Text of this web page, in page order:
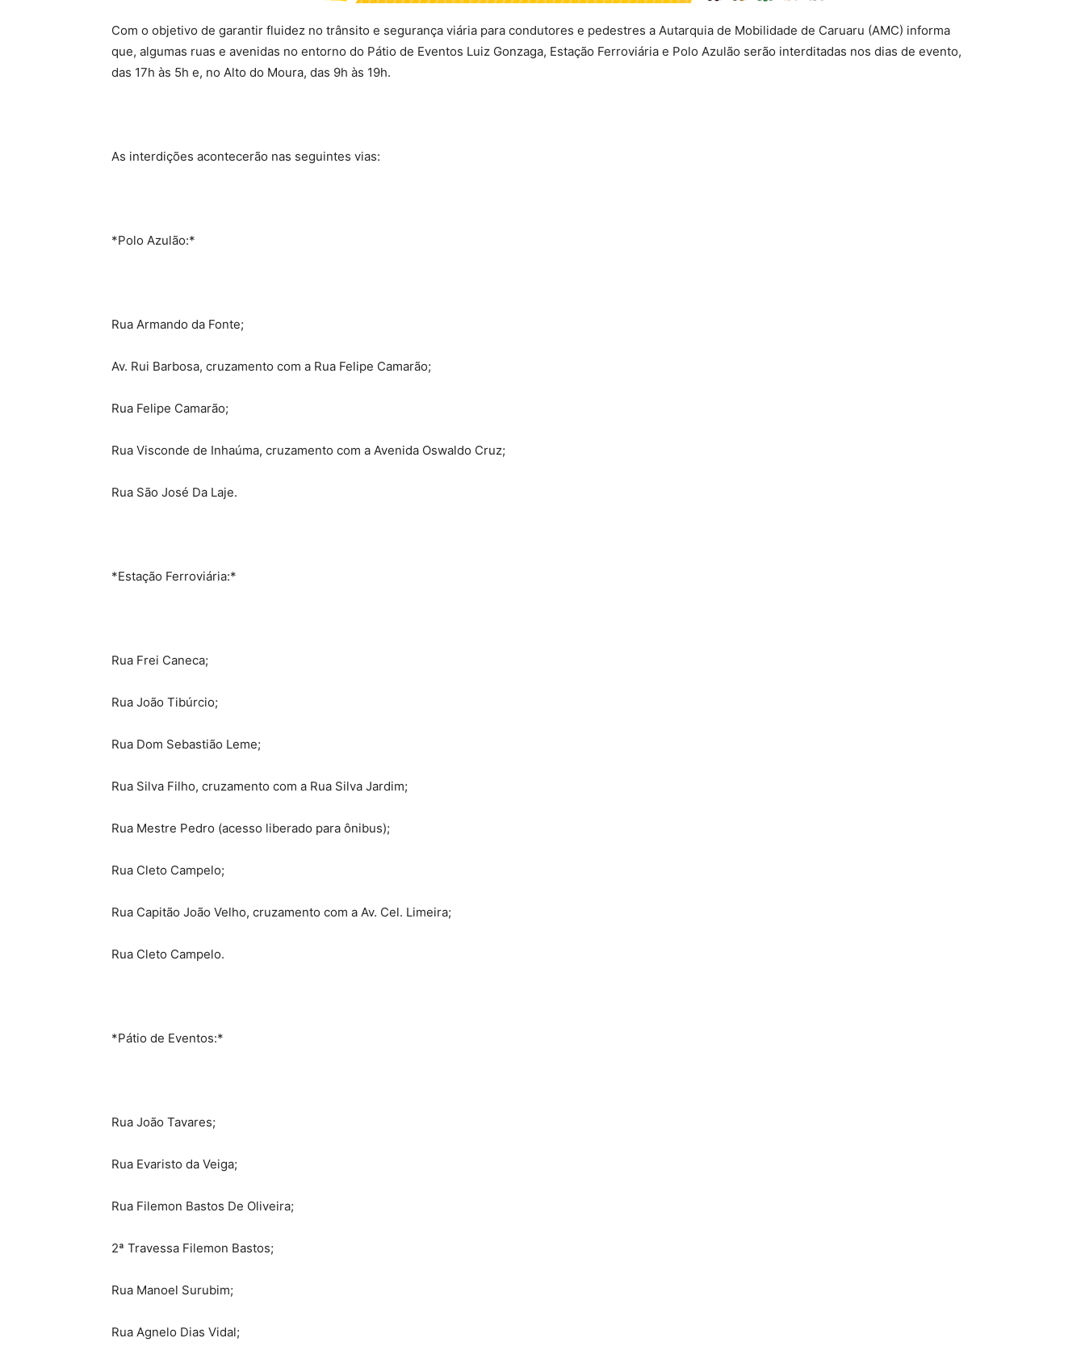
Com o objetivo de garantir fluidez no trânsito e segurança viária para condutores e pedestres a Autarquia de Mobilidade de Caruaru (AMC) informa
que, algumas ruas e avenidas no entorno do Pátio de Eventos Luiz Gonzaga, Estação Ferroviária e Polo Azulão serão interditadas nos dias de evento,
das 17h às 5h e, no Alto do Moura, das 9h às 19h.
As interdições acontecerão nas seguintes vias:
*Polo Azulão:*
Rua Armando da Fonte;
Av. Rui Barbosa, cruzamento com a Rua Felipe Camarão;
Rua Felipe Camarão;
Rua Visconde de Inhaúma, cruzamento com a Avenida Oswaldo Cruz;
Rua São José Da Laje.
*Estação Ferroviária:*
Rua Frei Caneca;
Rua João Tibúrcio;
Rua Dom Sebastião Leme;
Rua Silva Filho, cruzamento com a Rua Silva Jardim;
Rua Mestre Pedro (acesso liberado para ônibus);
Rua Cleto Campelo;
Rua Capitão João Velho, cruzamento com a Av. Cel. Limeira;
Rua Cleto Campelo.
*Pátio de Eventos:*
Rua João Tavares;
Rua Evaristo da Veiga;
Rua Filemon Bastos De Oliveira;
2ª Travessa Filemon Bastos;
Rua Manoel Surubim;
Rua Agnelo Dias Vidal;